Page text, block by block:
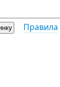
Правила